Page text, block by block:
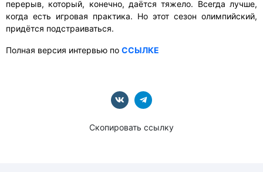
перерыв, который, конечно, даётся тяжело. Всегда лучше,
когда есть игровая практика. Но этот сезон олимпийский,
придётся подстраиваться.
Полная версия интервью по ССЫЛКЕ
Скопировать ссылку